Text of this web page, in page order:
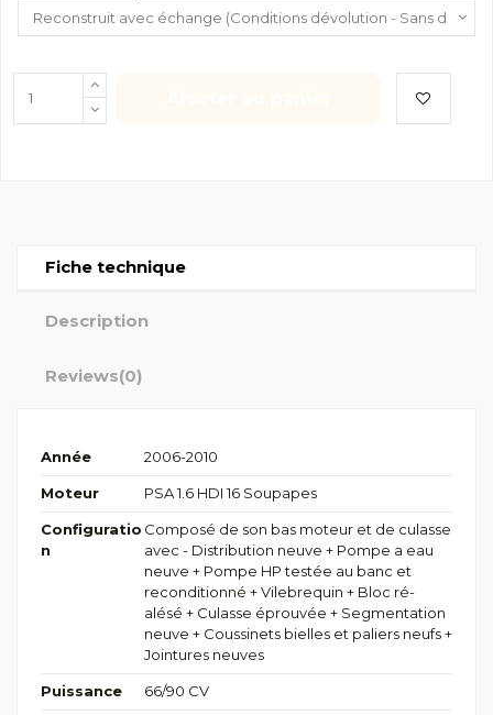
Fiche technique
Description
Reviews(0)
Année 2006-2010
Moteur PSA 1.6 HDI 16 Soupapes
Configuratio
n
Composé de son bas moteur et de culasse
avec - Distribution neuve + Pompe a eau
neuve + Pompe HP testée au banc et
reconditionné + Vilebrequin + Bloc ré-
alésé + Culasse éprouvée + Segmentation
neuve + Coussinets bielles et paliers neufs +
Jointures neuves
Puissance 66/90 CV